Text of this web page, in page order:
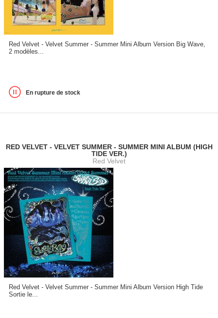
Red Velvet - Velvet Summer - Summer Mini Album Version Big Wave,
2 modèles...
En rupture de stock
RED VELVET - VELVET SUMMER - SUMMER MINI ALBUM (HIGH
TIDE VER.)
Red Velvet
Red Velvet - Velvet Summer - Summer Mini Album Version High Tide
Sortie le...